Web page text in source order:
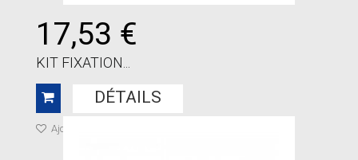
17,53 €
KIT FIXATION...
DÉTAILS
Ajouter à ma liste de cadeaux